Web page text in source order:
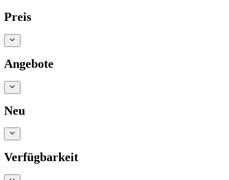
Preis
Angebote
Neu
Verfügbarkeit